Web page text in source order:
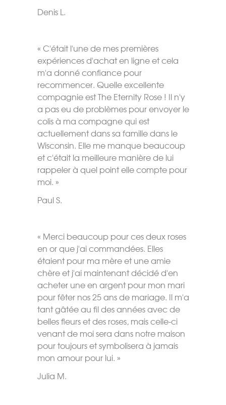
Denis L.
« C'était l'une de mes premières
expériences d'achat en ligne et cela
m'a donné confiance pour
recommencer. Quelle excellente
compagnie est The Eternity Rose ! Il n'y
a pas eu de problèmes pour envoyer le
colis à ma compagne qui est
actuellement dans sa famille dans le
Wisconsin. Elle me manque beaucoup
et c'était la meilleure manière de lui
rappeler à quel point elle compte pour
moi. »
Paul S.
« Merci beaucoup pour ces deux roses
en or que j'ai commandées. Elles
étaient pour ma mère et une amie
chère et j'ai maintenant décidé d'en
acheter une en argent pour mon mari
pour fêter nos 25 ans de mariage. Il m'a
tant gâtée au fil des années avec de
belles fleurs et des roses, mais celle-ci
venant de moi sera dans notre maison
pour toujours et symbolisera à jamais
mon amour pour lui. »
Julia M.